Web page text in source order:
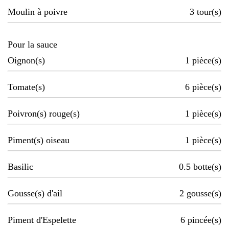
Moulin à poivre 3 tour(s)
Pour la sauce
Oignon(s)
1 pièce(s)
Tomate(s) 6 pièce(s)
Poivron(s) rouge(s) 1 pièce(s)
Piment(s) oiseau 1 pièce(s)
Basilic 0.5 botte(s)
Gousse(s) d'ail 2 gousse(s)
Piment d'Espelette 6 pincée(s)